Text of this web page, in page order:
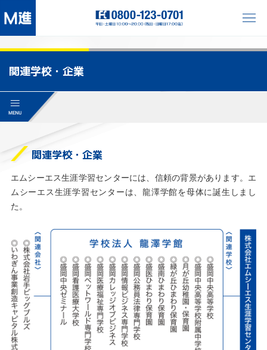
関連学校・企業
関連学校・企業
エムシーエス生涯学習センターには、信頼の背景があります。エ
ムシーエス生涯学習センターは、龍澤学館を母体に誕生しまし
た。